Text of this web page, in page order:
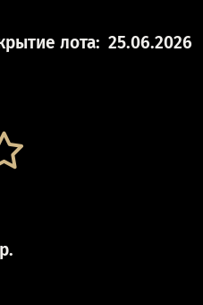
лота: 25.06.2026